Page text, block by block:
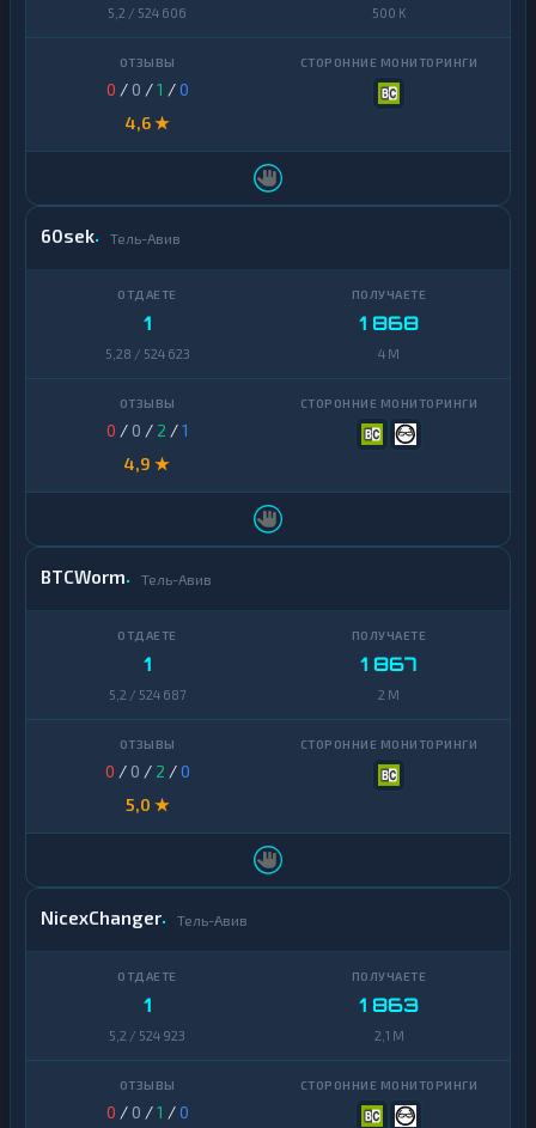
5,2 / 524 606 500 K
0 / 0 /1 /0
4,6 ★
60sek Тель-Авив
1
5,28 / 524 623
1 868
4 M
0 / 0 / 2 /1
4,9 ★
BTCWorm Тель-Авив
1
5,2 / 524 687
1 867
2 M
0 / 0 / 2 /0
5,0 ★
NicexChanger Тель-Авив
1
5,2 / 524 923
1 863
2,1 M
0 / 0 /1 /0